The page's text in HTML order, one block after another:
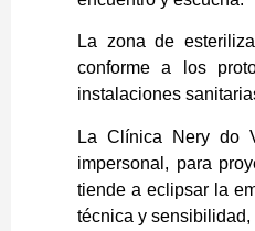
La zona de
conforme a los
instalaciones
La Clínica Nery do
impersonal, para
tiende a eclipsar la
técnica y sensibilidad,